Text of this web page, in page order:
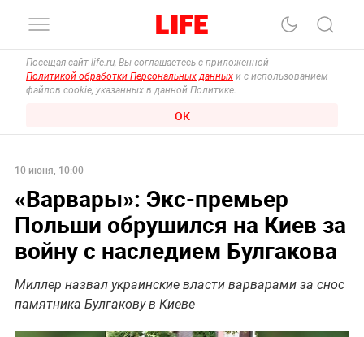
Посещая сайт life.ru, Вы соглашаетесь с приложенной
Политикой обработки Персональных данных и с использованием
файлов cookie, указанных в данной Политике.
ОК
10 июня, 10:00
«Варвары»: Экс-премьер
Польши обрушился на Киев за
войну с наследием Булгакова
Миллер назвал украинские власти варварами за снос
памятника Булгакову в Киеве